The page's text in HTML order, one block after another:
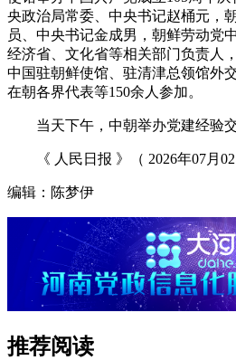
央政治局常委、中央书记赵桶元，
员、中央书记金成男，朝鲜劳动党
经济省、文化省等相关部门负责人
中国驻朝鲜使馆、驻清津总领馆外
在朝各界代表等150余人参加。
当天下午，中朝举办党建经验交
《 人民日报 》（ 2026年07月02
编辑：陈梦伊
推荐阅读